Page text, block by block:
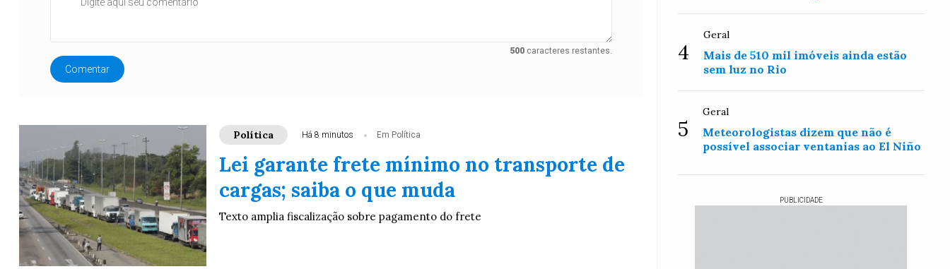
500caracteres restantes.
Comentar
Política Há 8 minutos Em Política
Lei garante frete mínimo no transporte de
cargas; saiba o que muda
Texto amplia fiscalização sobre pagamento do frete
4
Geral
Mais de 510 mil imóveis ainda estão
sem luz no Rio
5
Geral
Meteorologistas dizem que não é
possível associar ventanias ao El Niño
PUBLICIDADE